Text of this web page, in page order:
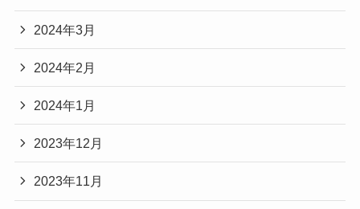
2024年3月
2024年2月
2024年1月
2023年12月
2023年11月